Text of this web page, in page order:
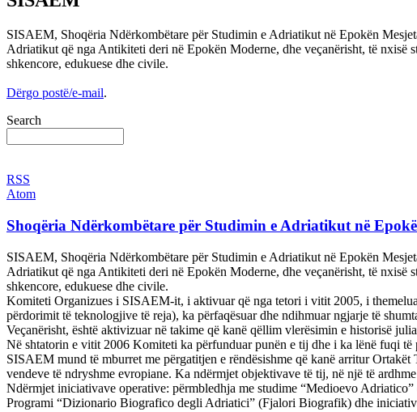
SISAEM, Shoqëria Ndërkombëtare për Studimin e Adriatikut në Epokën
Adriatikut që nga Antikiteti deri në Epokën Moderne, dhe veçanërisht, të
shkencore, edukuese dhe civile.
Dërgo postë/e-mail.
Search
RSS
Atom
Shoqëria Ndërkombëtare për Studimin e Adriatikut në
SISAEM, Shoqëria Ndërkombëtare për Studimin e Adriatikut në Epokën
Adriatikut që nga Antikiteti deri në Epokën Moderne, dhe veçanërisht, të
shkencore, edukuese dhe civile.
Komiteti Organizues i SISAEM-it, i aktivuar që nga tetori i vitit 2005, i
përdorimit të teknologjive të reja), ka përfaqësuar dhe ndihmuar ngjarje të
Veçanërisht, është aktivizuar në takime që kanë qëllim vlerësimin e historisë
Në shtatorin e vitit 2006 Komiteti ka përfunduar punën e tij dhe i ka lënë fuqi
SISAEM mund të mburret me përgatitjen e rëndësishme që kanë arritur
vendeve të ndryshme evropiane. Ka ndërmjet objektivave të tij, në një të
Ndërmjet iniciativave operative: përmbledhja me studime “Medioevo
Programi “Dizionario Biografico degli Adriatici” (Fjalori Biografik) dhe